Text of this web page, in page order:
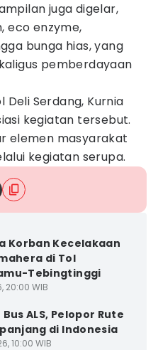
juga digelar,
eco enzyme,
bunga hias, yang
pemberdayaan
Deli Serdang, Kurnia
kegiatan tersebut.
elemen masyarakat
kegiatan serupa.
Korban Kecelakaan
di Tol
Tebingtinggi
20:00 WIB
ALS, Pelopor Rute
di Indonesia
10:00 WIB